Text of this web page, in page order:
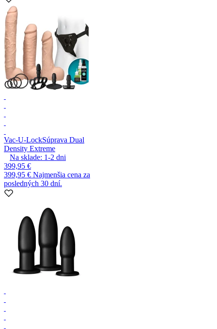
Vac-U-LockSúprava Dual
Density Extreme
Na sklade: 1-2 dni
399,95 €
399,95 € Najmenšia cena za
posledných 30 dní.